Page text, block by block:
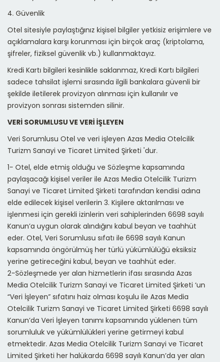
4. Güvenlik
Otel sitesiyle paylaştığınız kişisel bilgiler yetkisiz erişimlere ve
açıklamalara karşı korunması için birçok araç (kriptolama,
şifreler, fiziksel güvenlik vb.) kullanmaktayız.
Kredi Kartı bilgileri kesinlikle saklanmaz, Kredi Kartı bilgileri
sadece tahsilat işlemi sırasında ilgili bankalara güvenli bir
şekilde iletilerek provizyon alınması için kullanılır ve
provizyon sonrası sistemden silinir.
VERİ SORUMLUSU VE VERİ İŞLEYEN
Veri Sorumlusu Otel ve veri işleyen Azas Media Otelcilik
Turizm Sanayi ve Ticaret Limited Şirketi 'dur.
1- Otel, elde etmiş olduğu ve Sözleşme kapsamında
paylaşacağı kişisel veriler ile Azas Media Otelcilik Turizm
Sanayi ve Ticaret Limited Şirketi tarafından kendisi adına
elde edilecek kişisel verilerin 3. Kişilere aktarılması ve
işlenmesi için gerekli izinlerin veri sahiplerinden 6698 sayılı
Kanun’a uygun olarak alındığını kabul beyan ve taahhüt
eder. Otel, Veri Sorumlusu sıfatı ile 6698 sayılı Kanun
kapsamında öngörülmüş her türlü yükümlülüğü eksiksiz
yerine getireceğini kabul, beyan ve taahhüt eder.
2-Sözleşmede yer alan hizmetlerin ifası sırasında Azas
Media Otelcilik Turizm Sanayi ve Ticaret Limited Şirketi ‘un
“Veri İşleyen” sıfatını haiz olması koşulu ile Azas Media
Otelcilik Turizm Sanayi ve Ticaret Limited Şirketi 6698 sayılı
Kanun’da Veri İşleyen tanımı kapsamında yüklenen tüm
sorumluluk ve yükümlülükleri yerine getirmeyi kabul
etmektedir. Azas Media Otelcilik Turizm Sanayi ve Ticaret
Limited Şirketi her halükarda 6698 sayılı Kanun’da yer alan